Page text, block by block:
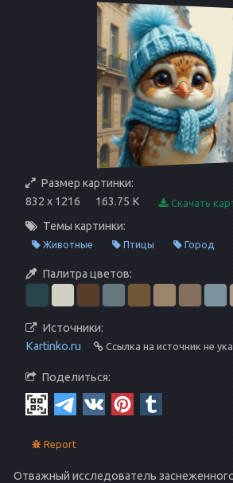
Размер картинки:
832 x 1216
163.75 K Скачать
Темы картинки:
Животные Птицы Город
Палитра цветов:
Источники:
Kartinko.ru
Ссылка на источник не
Поделиться:
Report
Отважный исследователь